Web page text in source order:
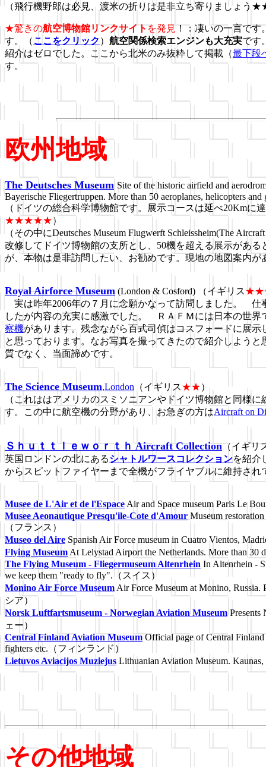
（飛行機野郎は必見、渡米の折りは是非立ち寄りましょう
★驚きの航空博物館リンクサイトを発見！：凄いの一言です
す。（ここをクリック ） 航空関係検索エンジンも大充実です
紹介はゼロでした。ここから北米のみ抜粋して掲載（最下段
す。
欧州地域
The Deutsches Museum Site of the historic airfield and
Bayerische Fliegertruppen. More than 50 aeroplanes, helicopters
（ドイツの総合科学博物館です。展示コースは延べ20Kmに
★★★★★）
（その中にDeutsches Museum Flugwerft Schleissheim(The
改修してドイツ博物館の支所とし、50機を超える展示があ
が、本物は是非訪問したい、お勧めです。現地の地図案内
Royal Airforce Museum (London & Cosford) （イギリス
実は昨年2006年の７月に念願かなって訪問しました。 仕
したが内容の充実に感激でした。 ＲＡＦＭには日本の世界
察機があります。残念ながら百式司偵はコスフォードに展
と思っております。なお写真を撮ってきたので紹介しよう
質でなく、当面諦めです。
The Science Museum,London （イギリス★★）
（これははアメリカのスミソニアンやドイツ博物館と同様
す。この中に航空機の分野があり、お急ぎの方はAircraft on
Ｓｈｕｔｔｌｅｗｏｒｔｈ Aircraft Collection（イギリ
英国ロンドンの北にあるシャトルワースコレクションを紹介
からスピットファイヤーまで全機がフライヤブルに維持さ
Musee de L'Air et de l'Espace Air and Space museum Paris Le
Musee Aeonautique Presqu'ile-Cote d'Amour Museum
（フランス）
Museo del Aire Spanish Air Force museum in Cuatro Vientos,
Flying Museum At Lelystad Airport the Netherlands. More than
The Flying Museum - Fliegermuseum Altenrhein In Altenrhein -
we keep them "ready to fly".（スイス）
Monino Air Force Museum Air Force Museum at Monino, Russia.
シア）
Norsk Luftfartsmuseum - Norwegian Aviation MuseumPresents
ェー）
Central Finland Aviation MuseumOfficial page of Central
fighters etc.（フィンランド）
Lietuvos Aviacijos Muziejus Lithuanian Aviation Museum.
その他地域